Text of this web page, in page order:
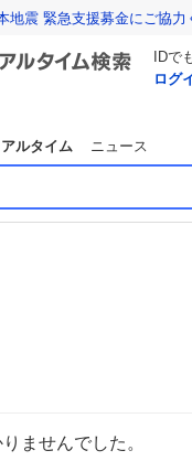
地震 緊急支援募金にご協力
IDで
ログ
アルタイム ニュース
ませんでした。